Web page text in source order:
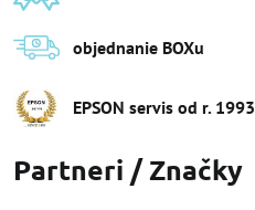
objednanie BOXu
EPSON servis od r​. 1993
Partneri / Značky